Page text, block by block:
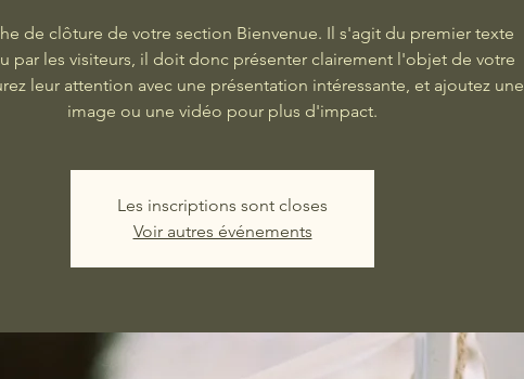
de clôture de votre section Bienvenue. Il s'agit du premier texte
par les visiteurs, il doit donc présenter clairement l'objet de votre
leur attention avec une présentation intéressante, et ajoutez une
image ou une vidéo pour plus d'impact.
Les inscriptions sont closes
Voir autres événements